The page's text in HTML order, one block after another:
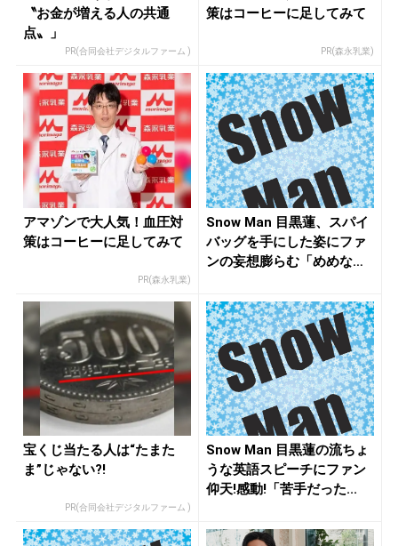
〝お金が増える人の共通
点〟」
PR(合同会社デジタルファーム )
策はコーヒーに足してみて
PR(森永乳業)
アマゾンで大人気！血圧対
策はコーヒーに足してみて
PR(森永乳業)
Snow Man 目黒蓮、スパイ
バッグを手にした姿にファ
ンの妄想膨らむ「めめな
宝くじ当たる人は“たまた
ま”じゃない?!
PR(合同会社デジタルファーム )
Snow Man 目黒蓮の流ちょ
うな英語スピーチにファン
仰天!感動!「苦手だった...